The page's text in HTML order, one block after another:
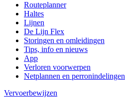
Routeplanner
Haltes
Lijnen
De Lijn Flex
Storingen en omleidingen
Tips, info en nieuws
App
Verloren voorwerpen
Netplannen en perronindelingen
Vervoerbewijzen